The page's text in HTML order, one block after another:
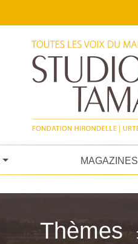
MAGAZINES
Thèmes